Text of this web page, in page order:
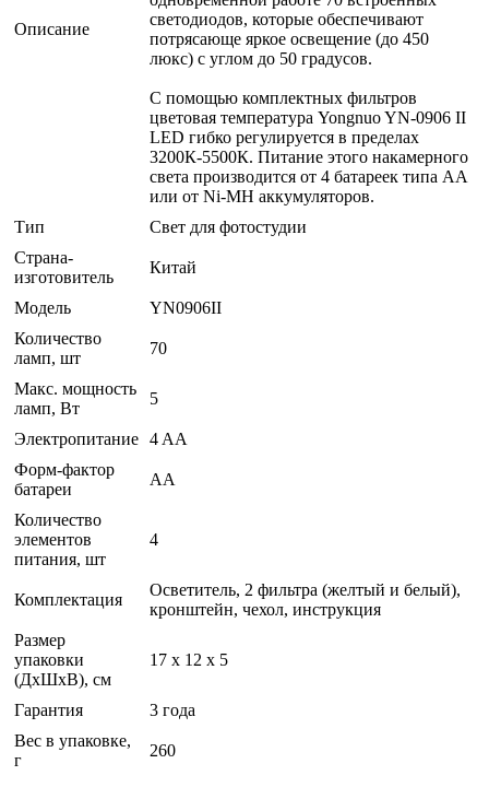
Описание
светодиодов, которые обеспечивают
потрясающе яркое освещение (до 450
люкс) с углом до 50 градусов.
С помощью комплектных фильтров
цветовая температура Yongnuo YN-0906 II
LED гибко регулируется в пределах
3200К-5500К. Питание этого накамерного
света производится от 4 батареек типа АА
или от Ni-MH аккумуляторов.
Тип
Свет для фотостудии
Страна-
изготовитель
Китай
Модель
YN0906II
Количество
ламп, шт
70
Макс. мощность
ламп, Вт
5
Электропитание 4 AA
Форм-фактор
батареи
AA
Количество
элементов
питания, шт
4
Комплектация
Осветитель, 2 фильтра (желтый и белый),
кронштейн, чехол, инструкция
Размер
упаковки
(ДхШхВ), см
17 x 12 x 5
Гарантия
3 года
Вес в упаковке,
г
260